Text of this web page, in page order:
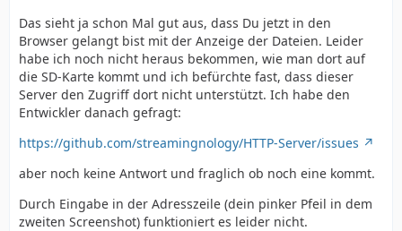
Das sieht ja schon Mal gut aus, dass Du jetzt in den
Browser gelangt bist mit der Anzeige der Dateien. Leider
habe ich noch nicht heraus bekommen, wie man dort auf
die SD-Karte kommt und ich befürchte fast, dass dieser
Server den Zugriff dort nicht unterstützt. Ich habe den
Entwickler danach gefragt:
https://github.com/streamingnology/HTTP-Server/issues
aber noch keine Antwort und fraglich ob noch eine kommt.
Durch Eingabe in der Adresszeile (dein pinker Pfeil in dem
zweiten Screenshot) funktioniert es leider nicht.